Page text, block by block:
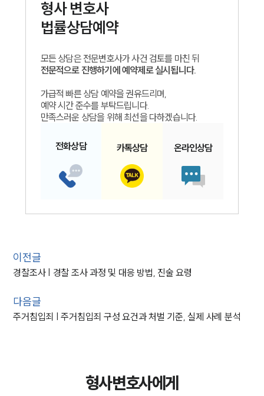
형사변호사
법률상담예약
모든 상담은 전문변호사가 사건 검토를 마친 뒤
전문적으로 진행하기에 예약제로 실시됩니다.
가급적 빠른 상담 예약을 권유드리며,
예약 시간 준수를 부탁드립니다.
만족스러운 상담을 위해 최선을 다하겠습니다.
전화상담 카톡상담 온라인상담
이전글
경찰조사 | 경찰 조사 과정 및 대응 방법, 진술 요령
다음글
주거침입죄 | 주거침입죄 구성 요건과 처벌 기준, 실제 사례 분석
형사변호사에게